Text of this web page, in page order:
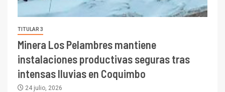
TITULAR 3
Minera Los Pelambres mantiene
instalaciones productivas seguras tras
intensas lluvias en Coquimbo
24 julio, 2026